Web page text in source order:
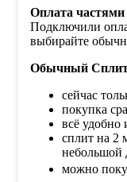
Оплата
Подключили
выбирайте
Обычный
сейчас
покупка
всё удобно
сплит на 2
небольшой
можно